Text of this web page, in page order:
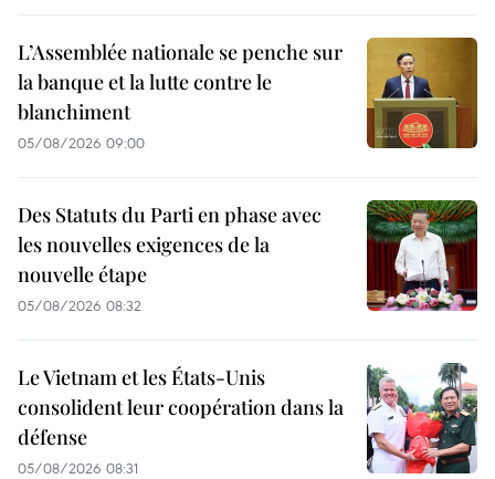
L’Assemblée nationale se penche sur
la banque et la lutte contre le
blanchiment
05/08/2026 09:00
Des Statuts du Parti en phase avec
les nouvelles exigences de la
nouvelle étape
05/08/2026 08:32
Le Vietnam et les États-Unis
consolident leur coopération dans la
défense
05/08/2026 08:31